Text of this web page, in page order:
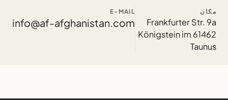
مکان
Frankfurter Str. 9a
61462 Königstein im
Taunus
E-MAIL
info@af-afghanistan.com